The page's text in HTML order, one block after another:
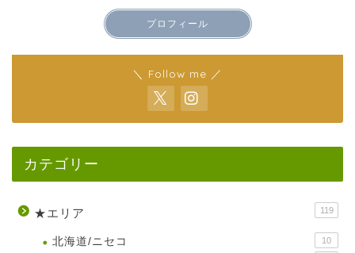
プロフィール
＼ Follow me ／
カテゴリー
★エリア 119
北海道/ニセコ 10